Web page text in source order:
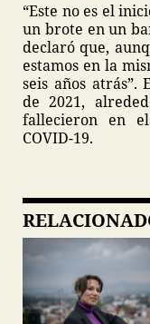
“Este no es el
un brote en un
declaró que,
estamos en la
seis años
de 2021,
fallecieron en
COVID-19.